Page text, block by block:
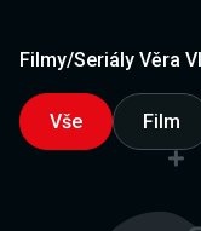
Filmy/Seriály Věra
Vše Film